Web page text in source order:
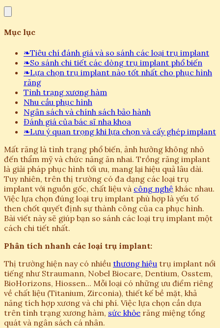
Mục lục
❧Tiêu chí đánh giá và so sánh các loại trụ implant
❧So sánh chi tiết các dòng trụ implant phổ biến
❧Lựa chọn trụ implant nào tốt nhất cho phục hình
răng
Tình trạng xương hàm
Nhu cầu phục hình
Ngân sách và chính sách bảo hành
Đánh giá của bác sĩ nha khoa
❧Lưu ý quan trọng khi lựa chọn và cấy ghép implant
Mất răng là tình trạng phổ biến, ảnh hưởng không nhỏ
đến thẩm mỹ và chức năng ăn nhai. Trồng răng implant
là giải pháp phục hình tối ưu, mang lại hiệu quả lâu dài.
Tuy nhiên, trên thị trường có đa dạng các loại trụ
implant với nguồn gốc, chất liệu và công nghệ khác nhau.
Việc lựa chọn đúng loại trụ implant phù hợp là yếu tố
then chốt quyết định sự thành công của ca phục hình.
Bài viết này sẽ giúp bạn so sánh các loại trụ implant một
cách chi tiết nhất.
Phân tích nhanh các loại trụ implant:
Thị trường hiện nay có nhiều thương hiệu trụ implant nổi
tiếng như Straumann, Nobel Biocare, Dentium, Osstem,
BioHorizons, Hiossen... Mỗi loại có những ưu điểm riêng
về chất liệu (Titanium, Zirconia), thiết kế bề mặt, khả
năng tích hợp xương và chi phí. Việc lựa chọn cần dựa
trên tình trạng xương hàm, sức khỏe răng miệng tổng
quát và ngân sách cá nhân.